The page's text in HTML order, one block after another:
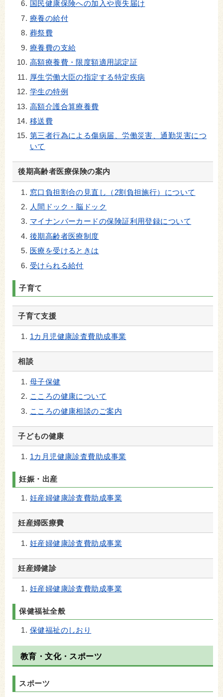
国民健康保険への加入や喪失届け
療養の給付
葬祭費
療養費の支給
高額療養費・限度額適用認定証
厚生労働大臣の指定する特定疾病
学生の特例
高額介護合算療養費
移送費
第三者行為による傷病届、労働災害、通勤災害につ
いて
後期高齢者医療保険の案内
窓口負担割合の見直し（2割負担施行）について
人間ドック・脳ドック
マイナンバーカードの保険証利用登録について
後期高齢者医療制度
医療を受けるときは
受けられる給付
子育て
子育て支援
1カ月児健康診査費助成事業
相談
母子保健
こころの健康について
こころの健康相談のご案内
子どもの健康
1カ月児健康診査費助成事業
妊娠・出産
妊産婦健康診査費助成事業
妊産婦医療費
妊産婦健康診査費助成事業
妊産婦健診
妊産婦健康診査費助成事業
保健福祉全般
保健福祉のしおり
教育・文化・スポーツ
スポーツ